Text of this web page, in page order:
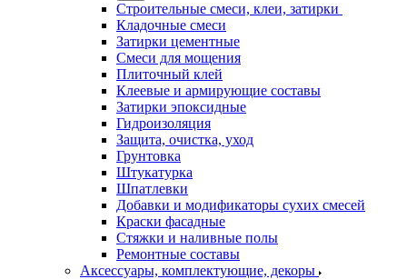
Строительные смеси, клеи, затирки
Кладочные смеси
Затирки цементные
Смеси для мощения
Плиточный клей
Клеевые и армирующие составы
Затирки эпоксидные
Гидроизоляция
Защита, очистка, уход
Грунтовка
Штукатурка
Шпатлевки
Добавки и модификаторы сухих смесей
Краски фасадные
Стяжки и наливные полы
Ремонтные составы
Аксессуары, комплектующие, декоры